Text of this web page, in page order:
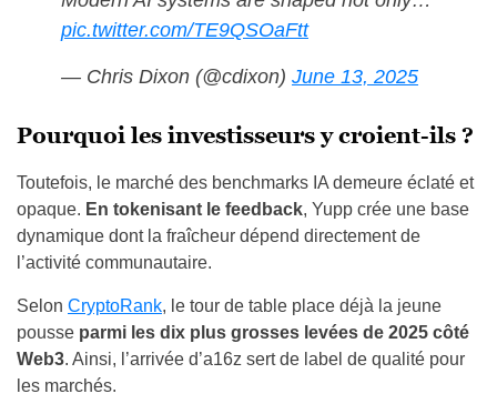
pic.twitter.com/TE9QSOaFtt
— Chris Dixon (@cdixon) June 13, 2025
Pourquoi les investisseurs y croient-ils ?
Toutefois, le marché des benchmarks IA demeure éclaté et
opaque. En tokenisant le feedback, Yupp crée une base
dynamique dont la fraîcheur dépend directement de
l’activité communautaire.
Selon CryptoRank, le tour de table place déjà la jeune
pousse parmi les dix plus grosses levées de 2025 côté
Web3. Ainsi, l’arrivée d’a16z sert de label de qualité pour
les marchés.